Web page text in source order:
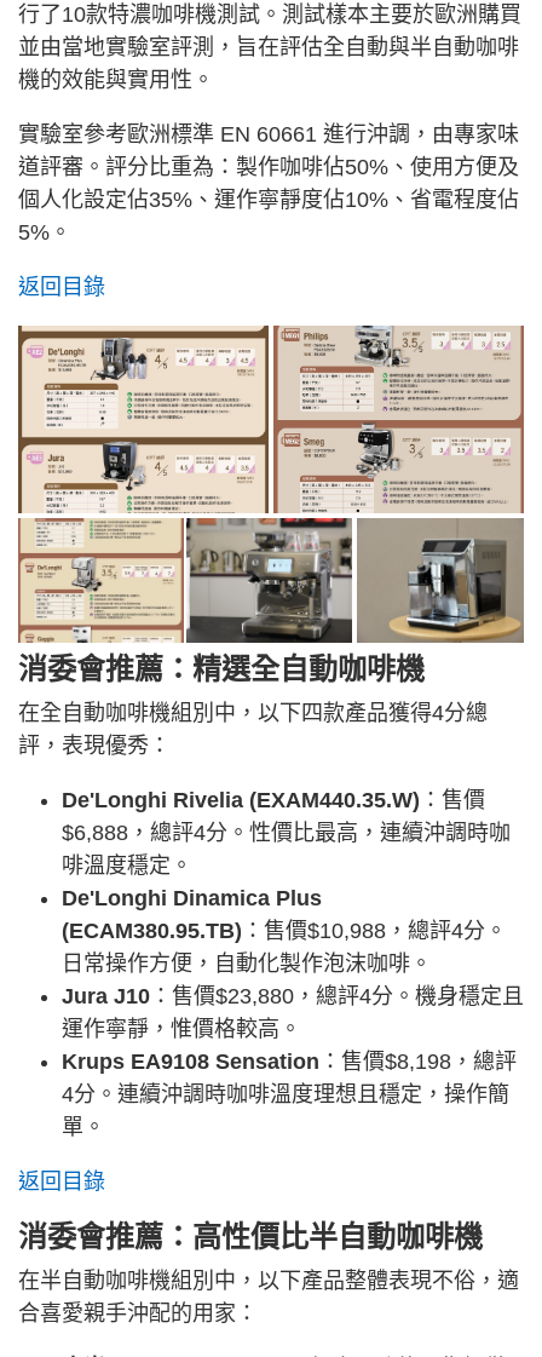
行了10款特濃咖啡機測試。測試樣本主要於歐洲購買
並由當地實驗室評測，旨在評估全自動與半自動咖啡
機的效能與實用性。
實驗室參考歐洲標準 EN 60661 進行沖調，由專家味
道評審。評分比重為：製作咖啡佔50%、使用方便及
個人化設定佔35%、運作寧靜度佔10%、省電程度佔
5%。
返回目錄
消委會推薦：精選全自動咖啡機
在全自動咖啡機組別中，以下四款產品獲得4分總
評，表現優秀：
De'Longhi Rivelia (EXAM440.35.W) ：售價
$6,888，總評4分。性價比最高，連續沖調時咖
啡溫度穩定。
De'Longhi Dinamica Plus
(ECAM380.95.TB) ：售價$10,988，總評4分。
日常操作方便，自動化製作泡沫咖啡。
Jura J10 ：售價$23,880，總評4分。機身穩定且
運作寧靜，惟價格較高。
Krups EA9108 Sensation ：售價$8,198，總評
4分。連續沖調時咖啡溫度理想且穩定，操作簡
單。
返回目錄
消委會推薦：高性價比半自動咖啡機
在半自動咖啡機組別中，以下產品整體表現不俗，適
合喜愛親手沖配的用家：